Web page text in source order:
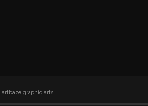
artbaze graphic arts